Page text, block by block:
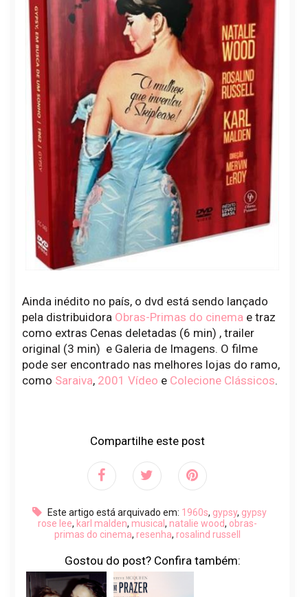
Ainda inédito no país, o dvd está sendo lançado
pela distribuidora Obras-Primas do cinema e traz
como extras Cenas deletadas (6 min) , trailer
original (3 min) e Galeria de Imagens. O filme
pode ser encontrado nas melhores lojas do ramo,
como Saraiva, 2001 Vídeo e Colecione Clássicos.
Compartilhe este post
Este artigo está arquivado em: 1960s, gypsy, gypsy
rose lee, karl malden, musical, natalie wood, obras-
primas do cinema, resenha, rosalind russell
Gostou do post? Confira também: